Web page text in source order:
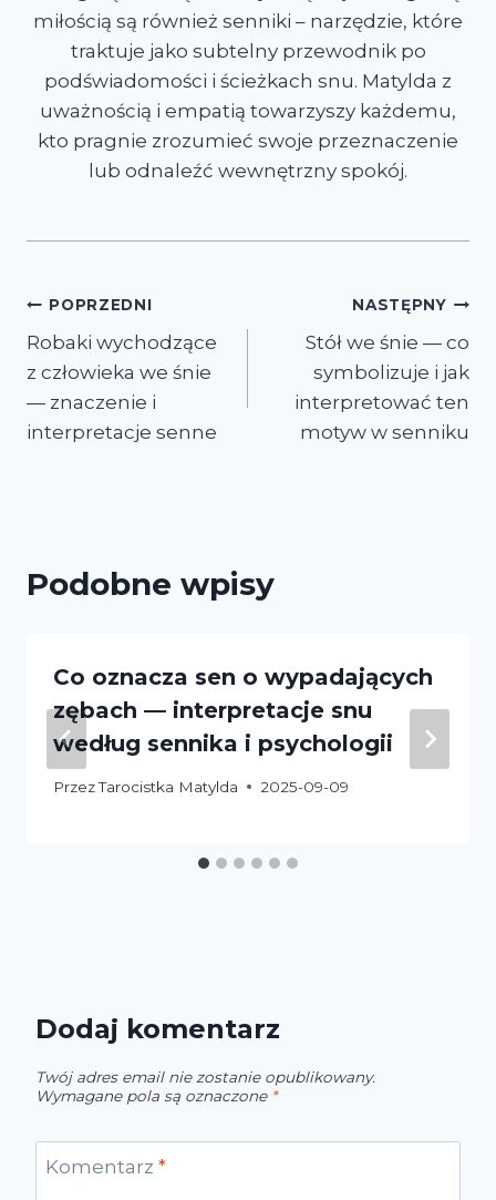
miłością są również senniki – narzędzie, które
traktuje jako subtelny przewodnik po
podświadomości i ścieżkach snu. Matylda z
uważnością i empatią towarzyszy każdemu,
kto pragnie zrozumieć swoje przeznaczenie
lub odnaleźć wewnętrzny spokój.
Nawigacja
wpisu
POPRZEDNI
Robaki wychodzące
z człowieka we śnie
— znaczenie i
interpretacje senne
NASTĘPNY
Stół we śnie — co
symbolizuje i jak
interpretować ten
motyw w senniku
Podobne wpisy
Co oznacza sen o wypadających
zębach — interpretacje snu
według sennika i psychologii
PrzezTarocistka Matylda 2025-09-09
Dodaj komentarz
Twój adres email nie zostanie opublikowany.
Wymagane pola są oznaczone *
Komentarz *